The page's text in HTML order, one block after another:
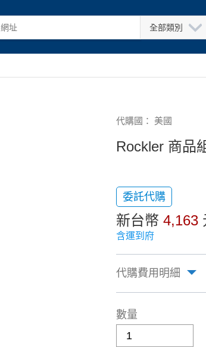
全部類別
代購國： 美國
Rockler 商品
委託代購
新台幣 4,163
含運到府
代購費用明細
數量